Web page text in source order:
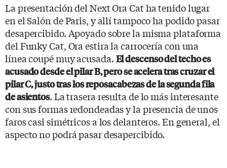
La presentación del Next Ora Cat ha tenido lugar
en el Salón de Paris, y allí tampoco ha podido pasar
desapercibido. Apoyado sobre la misma plataforma
del Funky Cat, Ora estira la carrocería con una
línea coupé muy acusada. El descenso del techo es
acusado desde el pilar B, pero se acelera tras cruzar el
pilar C, justo tras los reposacabezas de la segunda fila
de asientos. La trasera resulta de lo más interesante
con sus formas redondeadas y la presencia de unos
faros casi simétricos a los delanteros. En general, el
aspecto no podrá pasar desapercibido.